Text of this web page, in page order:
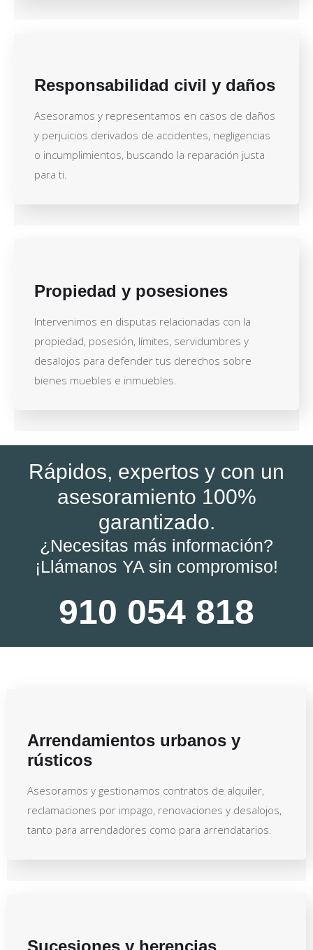
Responsabilidad civil y daños
Asesoramos y representamos en casos de daños
y perjuicios derivados de accidentes, negligencias
o incumplimientos, buscando la reparación justa
para ti.
Propiedad y posesiones
Intervenimos en disputas relacionadas con la
propiedad, posesión, límites, servidumbres y
desalojos para defender tus derechos sobre
bienes muebles e inmuebles.
Rápidos, expertos y con un
asesoramiento 100%
garantizado.
¿Necesitas más información?
¡Llámanos YA sin compromiso!
910 054 818
Arrendamientos urbanos y
rústicos
Asesoramos y gestionamos contratos de alquiler,
reclamaciones por impago, renovaciones y desalojos,
tanto para arrendadores como para arrendatarios.
Sucesiones y herencias